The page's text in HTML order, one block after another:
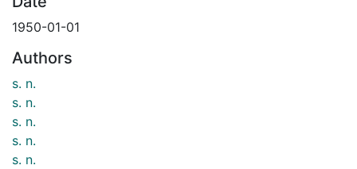
1950-01-01
Authors
s. n.
s. n.
s. n.
s. n.
s. n.